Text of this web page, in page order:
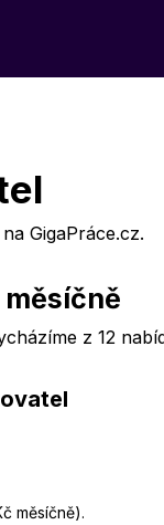
GigaPráce.cz.
měsíčně
z 12
měsíčně).